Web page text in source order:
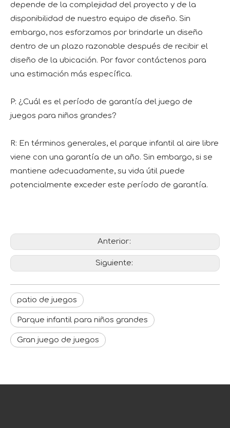
depende de la complejidad del proyecto y de la
disponibilidad de nuestro equipo de diseño. Sin
embargo, nos esforzamos por brindarle un diseño
dentro de un plazo razonable después de recibir el
diseño de la ubicación. Por favor contáctenos para
una estimación más específica.
P: ¿Cuál es el período de garantía del juego de
juegos para niños grandes?
R: En términos generales, el parque infantil al aire libre
viene con una garantía de un año. Sin embargo, si se
mantiene adecuadamente, su vida útil puede
potencialmente exceder este período de garantía.
Anterior:
Siguiente:
patio de juegos
Parque infantil para niños grandes
Gran juego de juegos